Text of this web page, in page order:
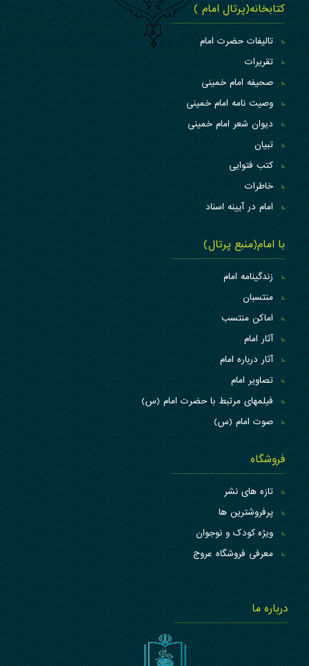
کتابخانه(پرتال امام )
تالیفات حضرت امام
تقریرات
صحیفه امام خمینی
وصیت نامه امام خمینی
دیوان شعر امام خمینی
تبیان
کتب فتوایی
خاطرات
امام در آیینه اسناد
با امام(منبع پرتال)
زندگینامه امام
منتسبان
اماکن منتسب
آثار امام
آثار درباره امام
تصاویر امام
فیلمهای مرتبط با حضرت امام (س)
صوت امام (س)
فروشگاه
تازه های نشر
پرفروشترین ها
ویژه کودک و نوجوان
معرفی فروشگاه عروج
درباره ما